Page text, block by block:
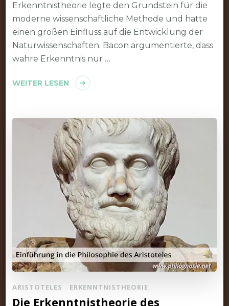
Erkenntnistheorie legte den Grundstein für die
moderne wissenschaftliche Methode und hatte
einen großen Einfluss auf die Entwicklung der
Naturwissenschaften. Bacon argumentierte, dass
wahre Erkenntnis nur …
WEITER LESEN
ARISTOTELES ERKENNTNISTHEORIE
Die Erkenntnistheorie des